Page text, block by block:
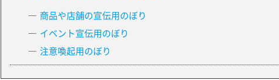
商品や店舗の宣伝用のぼり
イベント宣伝用のぼり
注意喚起用のぼり